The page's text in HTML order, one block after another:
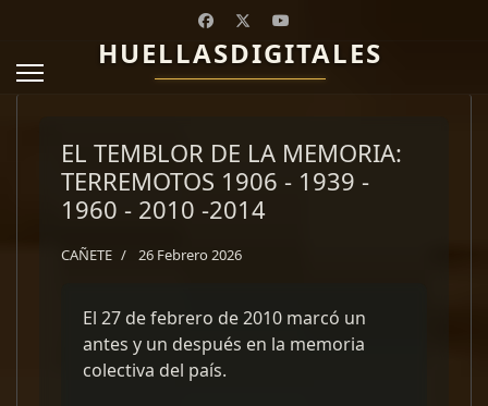
HUELLASDIGITALES
EL TEMBLOR DE LA MEMORIA:
TERREMOTOS 1906 - 1939 -
1960 - 2010 -2014
CAÑETE 26 Febrero 2026
El 27 de febrero de 2010 marcó un
antes y un después en la memoria
colectiva del país.